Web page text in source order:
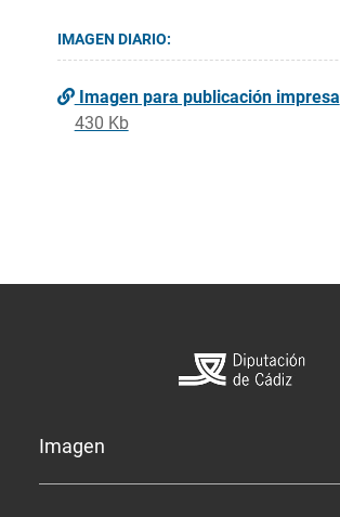
IMAGEN DIARIO:
Imagen para publicación impresa
430 Kb
Imagen